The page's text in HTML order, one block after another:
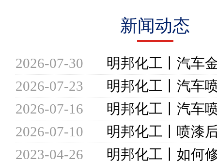
新闻动态
2026-07-30
2026-07-23
2026-07-16
2026-07-10
2023-04-26